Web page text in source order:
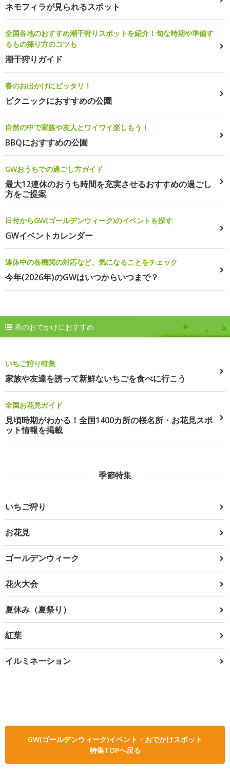
ネモフィラが見られるスポット
全国各地のおすすめ潮干狩りスポットを紹介！旬な時期や準備す
るもの採り方のコツも
潮干狩りガイド
春のお出かけにピッタリ！
ピクニックにおすすめの公園
自然の中で家族や友人とワイワイ楽しもう！
BBQにおすすめの公園
GWおうちでの過ごし方ガイド
最大12連休のおうち時間を充実させるおすすめの過ごし
方をご提案
日付からGW(ゴールデンウィーク)のイベントを探す
GWイベントカレンダー
連休中の各機関の対応など、気になることをチェック
今年(2026年)のGWはいつからいつまで？
春のおでかけにおすすめ
いちご狩り特集
家族や友達を誘って新鮮ないちごを食べに行こう
全国お花見ガイド
見頃時期がわかる！全国1400カ所の桜名所・お花見スポ
ット情報を掲載
季節特集
いちご狩り
お花見
ゴールデンウィーク
花火大会
夏休み（夏祭り）
紅葉
イルミネーション
GW(ゴールデンウィーク)イベント・おでかけスポット
特集TOPへ戻る